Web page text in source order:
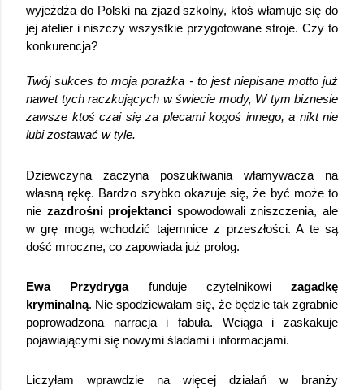
wyjeżdża do Polski na zjazd szkolny, ktoś włamuje się do
jej atelier i niszczy wszystkie przygotowane stroje. Czy to
konkurencja?
Twój sukces to moja porażka - to jest niepisane motto już
nawet tych raczkujących w świecie mody, W tym biznesie
zawsze ktoś czai się za plecami kogoś innego, a nikt nie
lubi zostawać w tyle.
Dziewczyna zaczyna poszukiwania włamywacza na
własną rękę. Bardzo szybko okazuje się, że być może to
nie zazdrośni projektanci spowodowali zniszczenia, ale
w grę mogą wchodzić tajemnice z przeszłości. A te są
dość mroczne, co zapowiada już prolog.
Ewa Przydryga funduje czytelnikowi zagadkę
kryminalną. Nie spodziewałam się, że będzie tak zgrabnie
poprowadzona narracja i fabuła. Wciąga i zaskakuje
pojawiającymi się nowymi śladami i informacjami.
Liczyłam wprawdzie na więcej działań w branży